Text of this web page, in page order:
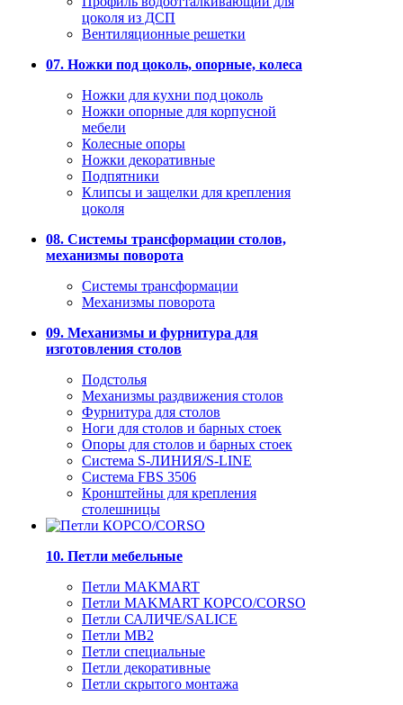
цоколя из ДСП
Вентиляционные решетки
07. Ножки под цоколь, опорные, колеса
Ножки для кухни под цоколь
Ножки опорные для корпусной
мебели
Колесные опоры
Ножки декоративные
Подпятники
Клипсы и защелки для крепления
цоколя
08. Системы трансформации столов,
механизмы поворота
Системы трансформации
Механизмы поворота
09. Механизмы и фурнитура для
изготовления столов
Подстолья
Механизмы раздвижения столов
Фурнитура для столов
Ноги для столов и барных стоек
Опоры для столов и барных стоек
Система S-ЛИНИЯ/S-LINE
Система FBS 3506
Кронштейны для крепления
столешницы
10. Петли мебельные
Петли MAKMART
Петли MAKMART КОРСО/CORSO
Петли САЛИЧЕ/SALICE
Петли MB2
Петли специальные
Петли декоративные
Петли скрытого монтажа